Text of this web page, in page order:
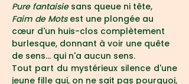
Pure fantaisie sans queue ni tête,
Faim de Mots est une plongée au
cœur d'un huis-clos complètement
burlesque, donnant à voir une quête
de sens... qui n'a aucun sens.
Tout part du mystérieux silence d'une
jeune fille qui, on ne sait pas pourquoi,